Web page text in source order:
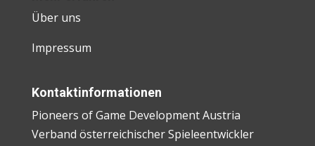
Über uns
Impressum
Kontaktinformationen
Pioneers of Game Development Austria
Verband österreichischer Spieleentwickler